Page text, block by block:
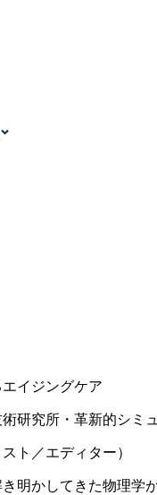
イジングケア
術研究所・革新的シミ
ト／エディター）
明かしてきた物理学